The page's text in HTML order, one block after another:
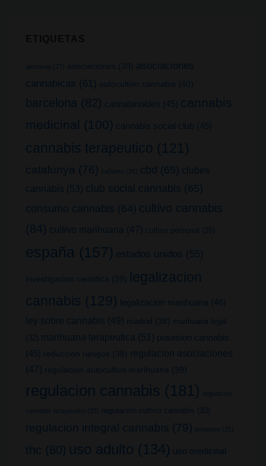
alemania (27) asociaciones (39)
asociaciones
cannabicas (61) autocultivo cannabis (40)
barcelona (82) cannabinoides (45) cannabis
medicinal (100) cannabis social club (45)
cannabis terapeutico (121)
catalunya (76) cañamo (26) cbd (65) clubes
cannabis (53) club social cannabis (65)
consumo cannabis (64) cultivo cannabis
(84) cultivo marihuana (47) cultivo personal (35)
españa (157) estados unidos (55)
investigacion cientifica (39)
legalizacion
cannabis (129) legalizacion marihuana (46)
ley sobre cannabis (49) madrid (38)
marihuana legal
(32)
marihuana terapeutica (51) posesion cannabis
(45) reduccion riesgos (38)
regulacion asociaciones
(47) regulacion autocultivo marihuana (39)
regulacion cannabis (181) regulacion
cannabis terapeutico (25) regulacion cultivo cannabis (33)
regulacion integral cannabis (79) terpenos (25)
thc (80) uso adulto (134) uso medicinal